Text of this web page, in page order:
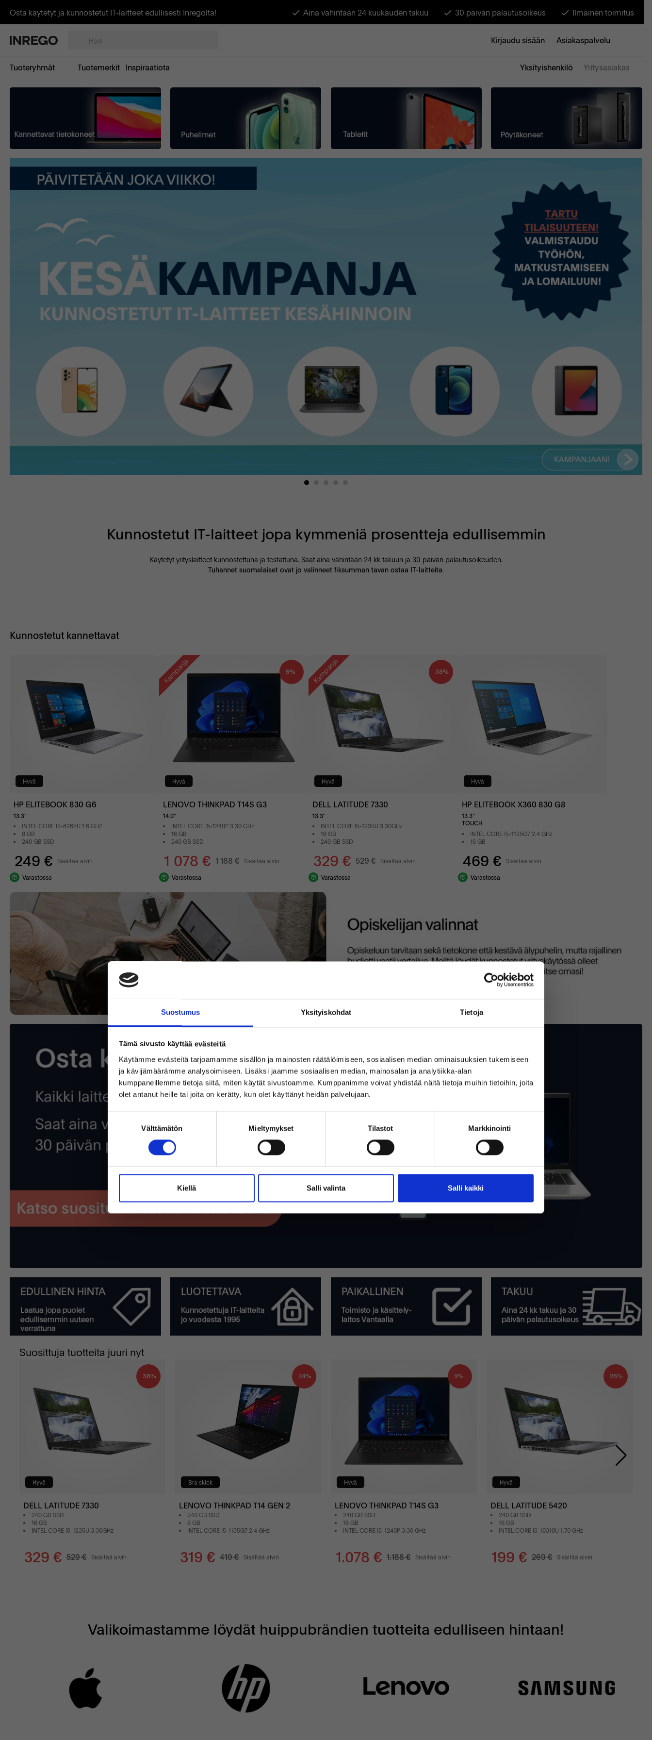
Suostumus Yksityiskohdat Tietoja
Tämä sivusto käyttää evästeitä
Käytämme evästeitä tarjoamamme sisällön ja mainosten räätälöimiseen, sosiaalisen median ominaisuuksien tukemiseen
ja kävijämäärämme analysoimiseen. Lisäksi jaamme sosiaalisen median, mainosalan ja analytiikka-alan
kumppaneillemme tietoja siitä, miten käytät sivustoamme. Kumppanimme voivat yhdistää näitä tietoja muihin tietoihin, joita
olet antanut heille tai joita on kerätty, kun olet käyttänyt heidän palvelujaan.
Välttämätön Mieltymykset Tilastot Markkinointi
Kiellä Salli valinta Salli kaikki
Osta käytetyt ja kunnostetut IT-laitteet edullisesti Inregolta! Aina vähintään 24 kuukauden takuu 30 päivän palautusoikeus Ilmainen toimitus
Kirjaudu sisään Asiakaspalvelu
Tuoteryhmät Tuotemerkit Inspiraatiota Yksityishenkilö Yritysasiakas
Kunnostetut IT-laitteet jopa kymmeniä prosentteja edullisemmin
Käytetyt yrityslaitteet kunnostettuna ja testattuna. Saat aina vähintään 24 kk takuun ja 30 päivän palautusoikeuden.
Tuhannet suomalaiset ovat jo valinneet fiksumman tavan ostaa IT-laitteita.
Kunnostetut kannettavat
Hyvä
HP ELITEBOOK 830 G6
13.3"
INTEL CORE I5-8265U 1.6 GHZ
8 GB
240 GB SSD
249 € Sisältää alvin
Varastossa
Kampanja 9%
Hyvä
LENOVO THINKPAD T14S G3
14.0"
INTEL CORE I5-1240P 3.30 GHz
16 GB
240 GB SSD
1 078 € 1 188 € Sisältää alvin
Varastossa
Kampanja 38%
Hyvä
DELL LATITUDE 7330
13.3"
INTEL CORE I5-1235U 3.30GHz
16 GB
240 GB SSD
329 € 529 € Sisältää alvin
Varastossa
Hyvä
HP ELITEBOOK X360 830 G8
13.3"
TOUCH
INTEL CORE I5-1135G7 2.4 GHz
16 GB
469 € Sisältää alvin
Varastossa
Suosittuja tuotteita juuri nyt
38%
Hyvä
DELL LATITUDE 7330
240 GB SSD
16 GB
INTEL CORE I5-1235U 3.30GHz
329 € 529 € Sisältää alvin
24%
Bra skick
LENOVO THINKPAD T14 GEN 2
240 GB SSD
8 GB
INTEL CORE I5-1135G7 2.4 GHz
319 € 419 € Sisältää alvin
9%
Hyvä
LENOVO THINKPAD T14S G3
240 GB SSD
16 GB
INTEL CORE I5-1240P 3.30 GHz
1.078 € 1.188 € Sisältää alvin
26%
Hyvä
DELL LATITUDE 5420
240 GB SSD
16 GB
INTEL CORE I5-10310U 1.70 GHz
199 € 269 € Sisältää alvin
Valikoimastamme löydät huippubrändien tuotteita edulliseen hintaan!
Tervetuloa Inregon verkkokauppaan!
Oletko yksityishenkilö vai yritysasiakas?
(Sisältää alvin) (Ilman alvia)